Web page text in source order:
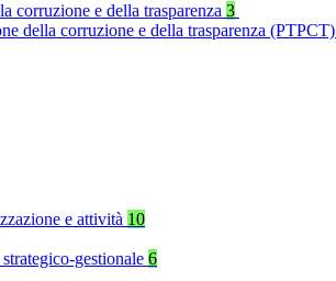
corruzione e della trasparenza 3
della corruzione e della trasparenza (PTPCT)
e attività 10
gestionale 6